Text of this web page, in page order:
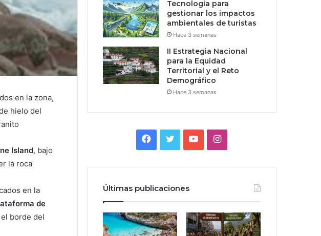
en la zona,
hielo del
Island, bajo
la roca
en la
de
borde del
Tecnologia para
gestionar los impactos
ambientales de turistas
Hace 3 semanas
II Estrategia Nacional
para la Equidad
Territorial y el Reto
Demográfico
Hace 3 semanas
Facebook
TwitterYouTubeInstagram
Últimas publicaciones